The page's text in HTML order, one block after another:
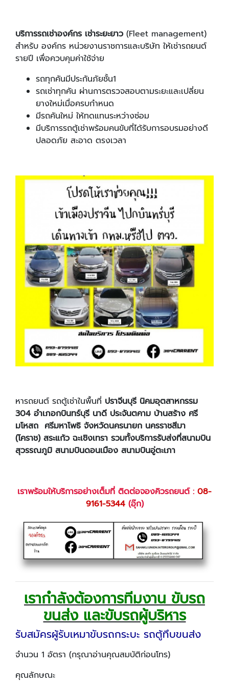
บริการรถเช่าองค์กร เช่าระยะยาว(Fleet management)
สำหรับ องค์กร หน่วยงานราชการและบริษัท ให้เช่ารถยนต์
รายปี เพื่อควบคุมค่าใช้จ่าย
รถทุกคันมีประกันภัยชั้น1
รถเช่าทุกคัน ผ่านการตรวจสอบตามระยะและเปลี่ยน
ยางใหม่เมื่อครบกำหนด
มีรถคันใหม่ ให้ทดแทนระหว่างซ่อม
มีบริการรถตู้เช่าพร้อมคนขับที่ได้รับการอบรมอย่างดี
ปลอดภัย สะอาด ตรงเวลา
หารถยนต์ รถตู้เช่าในพื้นที่ ปราจีนบุรี นิคมอุตสาหกรรม
304 อำเภอกบินทร์บุรี นาดี ประจันตคาม บ้านสร้าง ศรี
มโหสถ ศรีมหาโพธิ จังหวัดนครนายก นครราชสีมา
(โคราช) สระแก้ว ฉะเชิงเทรา รวมทั้งบริการรับส่งที่สนามบิน
สุวรรณภูมิ สนามบินดอนเมือง สนามบินอู่ตะเภา
เราพร้อมให้บริการอย่างเต็มที่ ติดต่อจองคิวรถยนต์ : 08-
9161-5344(อุ๊ก)
เรากำลังต้องการทีมงาน ขับรถ
ขนส่ง และขับรถผู้บริหาร
รับสมัครผู้รับเหมาขับรถกระบะ รถตู้ทึบขนส่ง
จำนวน 1 อัตรา (กรุณาอ่านคุณสมบัติก่อนโทร)
คุณลักษณะ